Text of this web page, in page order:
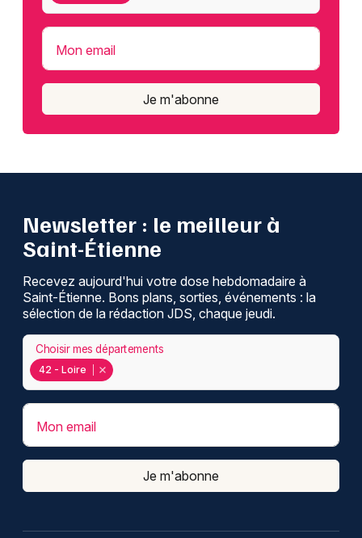
Mon email
Je m'abonne
Newsletter : le meilleur à
Saint-Étienne
Recevez aujourd'hui votre dose hebdomadaire à
Saint-Étienne. Bons plans, sorties, événements : la
sélection de la rédaction JDS, chaque jeudi.
42 - Loire
Choisir mes départements
Mon email
Je m'abonne